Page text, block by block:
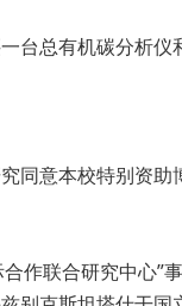
台总有机碳分析
同意本校特别资
作联合研究中心”事